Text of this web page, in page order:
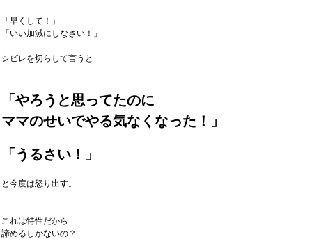
「早くして！」
「いい加減にしなさい！」
シビレを切らして言うと
「やろうと思ってたのに
ママのせいでやる気なくなった！」
「うるさい！」
と今度は怒り出す。
これは特性だから
諦めるしかないの？